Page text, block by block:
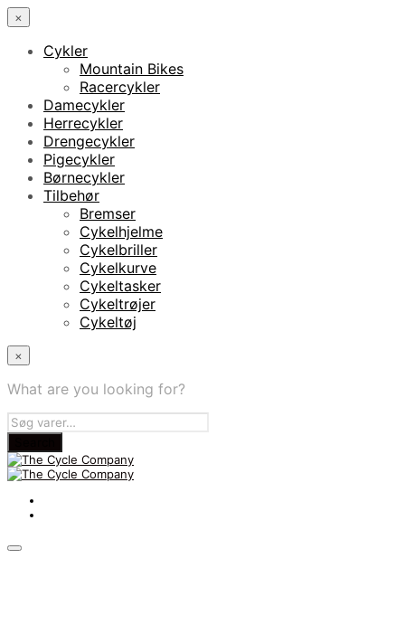
×
Cykler
Mountain Bikes
Racercykler
Damecykler
Herrecykler
Drengecykler
Pigecykler
Børnecykler
Tilbehør
Bremser
Cykelhjelme
Cykelbriller
Cykelkurve
Cykeltasker
Cykeltrøjer
Cykeltøj
×
What are you looking for?